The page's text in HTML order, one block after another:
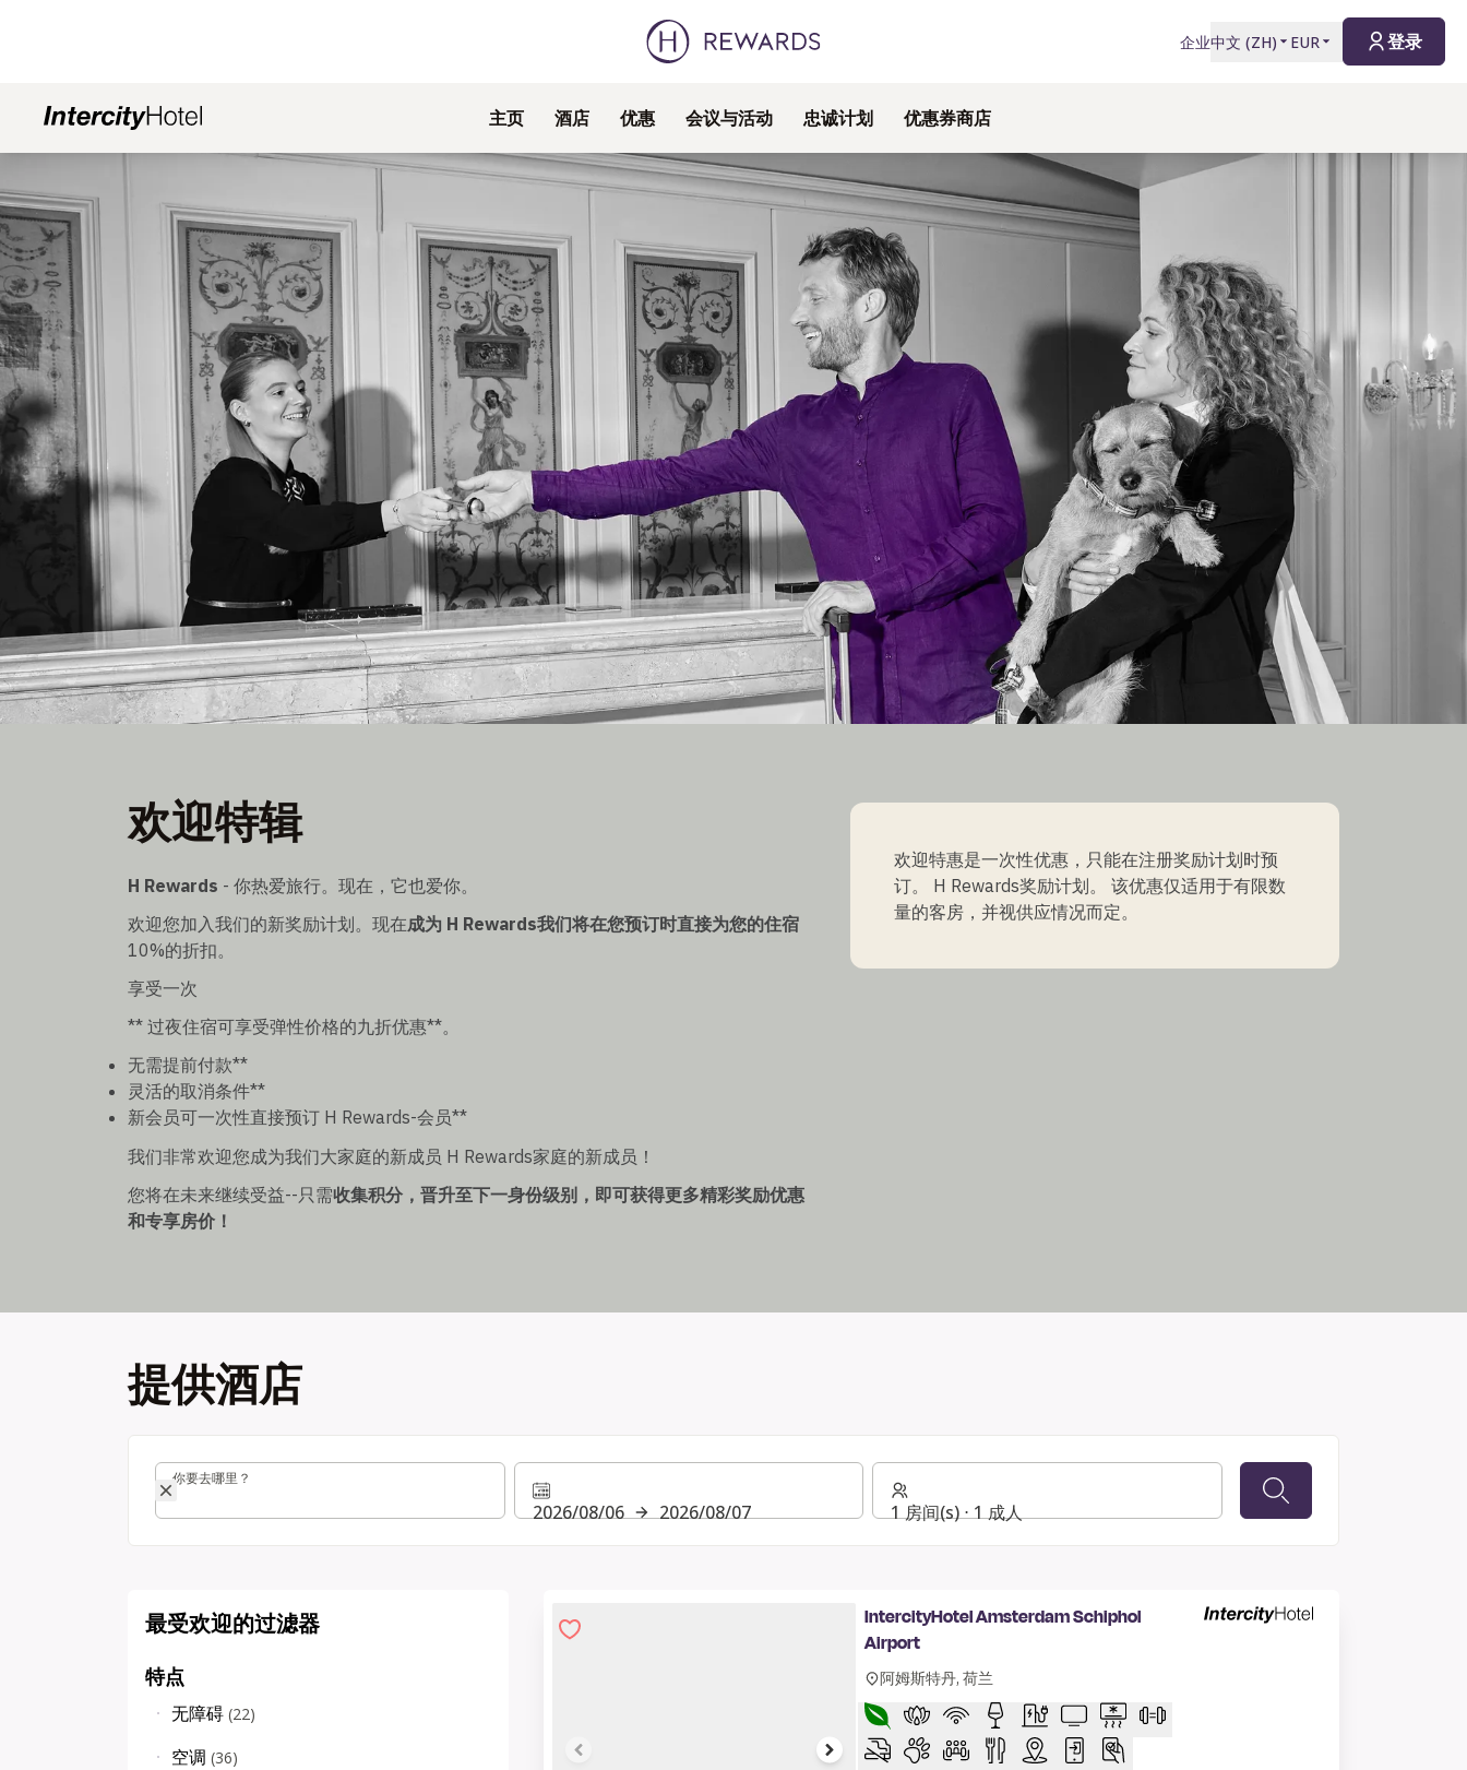
企业中文 (ZH) EUR 登录
主页 酒店 优惠 会议与活动 忠诚计划 优惠券商店
九折优惠
一次性直接提供给新会员 H Rewards会员
欢迎特辑
H Rewards - 你热爱旅行。现在，它也爱你。
欢迎您加入我们的新奖励计划。现在成为 H Rewards我们将在您预订时直接为您的住宿
10%的折扣。
享受一次
** 过夜住宿可享受弹性价格的九折优惠**。
无需提前付款**
灵活的取消条件**
新会员可一次性直接预订 H Rewards-会员**
我们非常欢迎您成为我们大家庭的新成员 H Rewards家庭的新成员！
您将在未来继续受益--只需收集积分，晋升至下一身份级别，即可获得更多精彩奖励优惠
和专享房价！
欢迎特惠是一次性优惠，只能在注册奖励计划时预
订。 H Rewards奖励计划。 该优惠仅适用于有限数
量的客房，并视供应情况而定。
提供酒店
你要去哪里？
你要去哪里？
2026/08/06 2026/08/07 1 房间(s) ⋅ 1 成人
最受欢迎的过滤器
特点
无障碍 (22)
空调 (36)
IntercityHotel Amsterdam Schiphol
Airport
阿姆斯特丹, 荷兰